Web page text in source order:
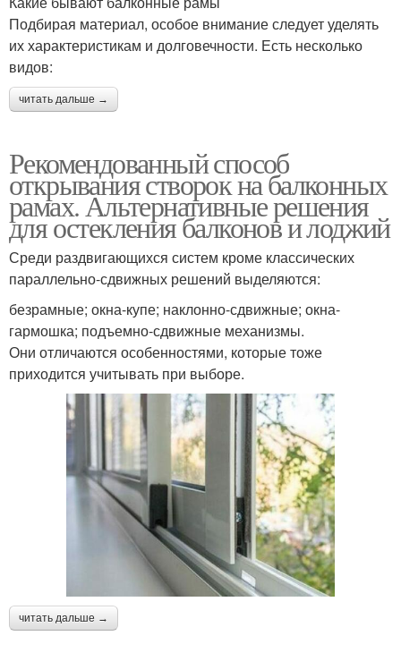
Подбирая материал, особое внимание следует уделять
их характеристикам и долговечности. Есть несколько
видов:
читать дальше →
Рекомендованный способ
открывания створок на балконных
рамах. Альтернативные решения
для остекления балконов и лоджий
Среди раздвигающихся систем кроме классических
параллельно-сдвижных решений выделяются:
безрамные; окна-купе; наклонно-сдвижные; окна-
гармошка; подъемно-сдвижные механизмы.
Они отличаются особенностями, которые тоже
приходится учитывать при выборе.
читать дальше →